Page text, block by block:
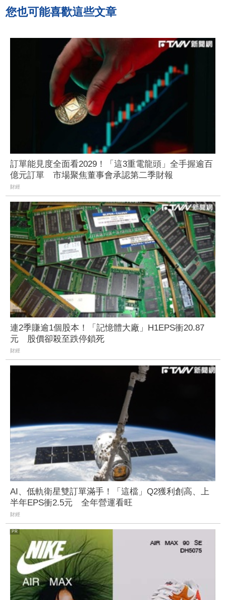
您也可能喜歡這些文章
訂單能見度全面看2029！「這3重電龍頭」全手握逾百
億元訂單 市場聚焦董事會承認第二季財報
財經
連2季賺逾1個股本！「記憶體大廠」H1EPS衝20.87
元 股價卻殺至跌停鎖死
財經
AI、低軌衛星雙訂單滿手！「這檔」Q2獲利創高、上
半年EPS衝2.5元 全年營運看旺
財經